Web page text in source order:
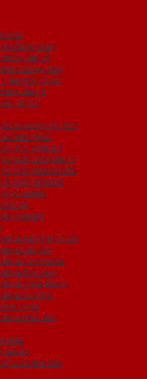
cháy
chống cháy
vân gỗ
chống cháy
Hàn Quốc
vân gỗ
gỗ 5D
công nghiệp HDF
Hàn Quốc
HDF VENEER
MDF LAMINATE
MDF MELAMINE
MDF VENEER
tự nhiên
gỗ
nhà tắm
ABS Hàn Quốc
cao cấp
Composite
Đài Loan
ghép thanh
Sungyu
nhựa
nhà tắm
Bếp
Áo
cửa nhà tắm